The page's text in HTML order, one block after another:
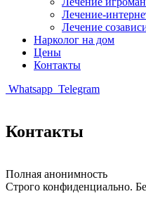
Лечение-
Лечение
Нарколог на дом
Цены
Контакты
Whatsapp Telegram
Контакты
Полная анонимность
Строго конфиденциально.